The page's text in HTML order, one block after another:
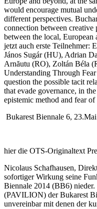
would encourage mutual
different perspectives.
connection between creative
between the local,
jetzt auch erste Teilnehmer:
János Sugár (HU), Adrian
Arnăutu (RO), Zoltán Béla
Understanding Through
question the possible tacit
that evade governance, in
epistemic method and fear
Bukarest Biennale 6,
hier die OTS-Originaltext
Nicolaus Schafhausen,
sofortiger Wirkung seine
Biennale 2014 (BB6)
(PAVILION) der Bukarest
unvereinbar mit denen der